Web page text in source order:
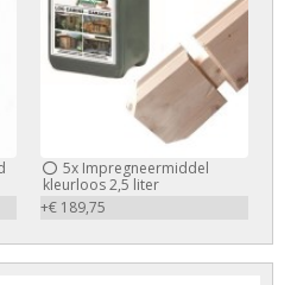
5xImpregneermiddel
kleurloos 2,5 liter
+€ 189,75